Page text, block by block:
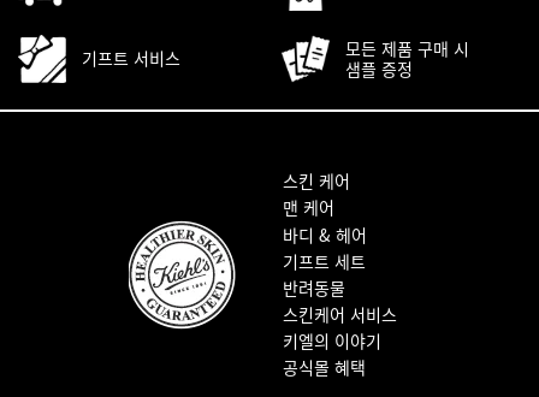
기프트 서비스
모든 제품 구매 시
샘플 증정
스킨 케어
맨 케어
바디 & 헤어
기프트 세트
반려동물
스킨케어 서비스
키엘의 이야기
공식몰 혜택